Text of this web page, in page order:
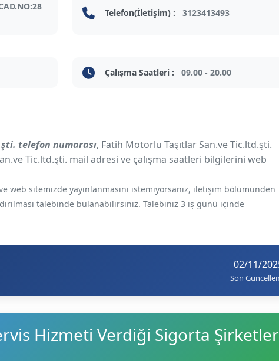
Telefon(İletişim) : 3123413493
Çalışma Saatleri : 09.00 - 20.00
telefon numarası, Fatih Motorlu Taşıtlar San.ve Tic.ltd.şti.
Tic.ltd.şti. mail adresi ve çalışma saatleri bilgilerini web
web sitemizde yayınlanmasını istemiyorsanız, iletişim bölümünden
talebinde bulanabilirsiniz. Talebiniz 3 iş günü içinde
02/11/
Son
Hizmeti Verdiği Sigorta